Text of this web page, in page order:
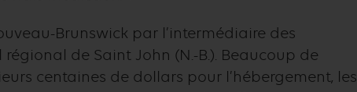
Brunswick par l’intermédiaire des
de Saint John (N.-B.). Beaucoup de
centaines de dollars pour l’hébergement, les